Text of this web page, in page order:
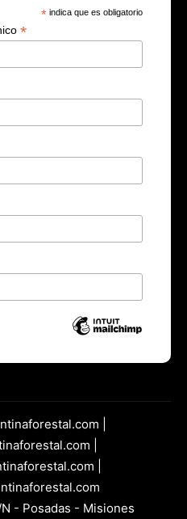
* indica que es obligatorio
*
|
|
|
- Posadas - Misiones